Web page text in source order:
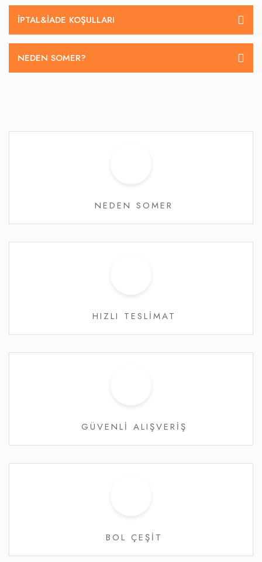
İPTAL&IADE KOŞULLARI
NEDEN SOMER?
NEDEN SOMER
HIZLI TESLİMAT
GÜVENLİ ALIŞVERİŞ
BOL ÇEŞİT